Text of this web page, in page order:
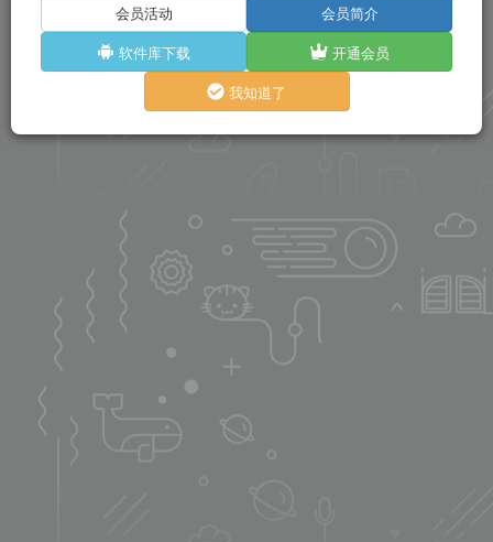
会员活动
会员简介
软件库下载
开通会员
我知道了